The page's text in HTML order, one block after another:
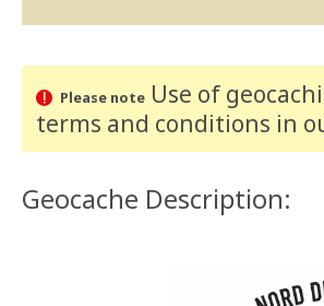
Please noteUse of
terms and conditions in
Geocache Description: